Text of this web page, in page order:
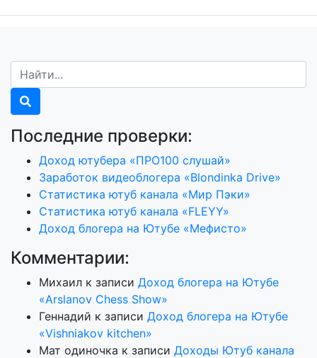
Последние проверки:
Доход ютубера «ПРО100 слушай»
Заработок видеоблогера «Blondinka Drive»
Статистика ютуб канала «Мир Пэки»
Статистика ютуб канала «FLEYY»
Доход блогера на Ютубе «Мефисто»
Комментарии:
Михаил к записи Доход блогера на Ютубе
«Arslanov Chess Show»
Геннадий к записи Доход блогера на Ютубе
«Vishniakov kitchen»
Мат одиночка к записи Доходы Ютуб канала